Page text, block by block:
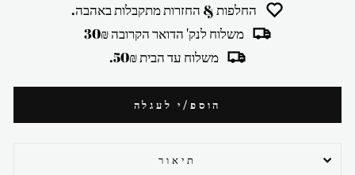
החלפות & החזרות מתקבלות באהבה.
משלוח לנק' הדואר הקרובה 30₪
משלוח עד הבית 50₪.
הוספ/י לעגלה
תיאור